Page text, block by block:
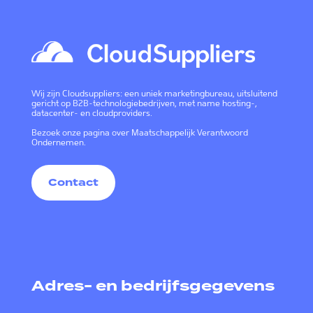
Wij zijn Cloudsuppliers: een uniek marketingbureau, uitsluitend
gericht op B2B-technologiebedrijven, met name hosting-,
datacenter- en cloudproviders.
Bezoek onze pagina over Maatschappelijk Verantwoord
Ondernemen.
Contact
Adres- en bedrijfsgegevens